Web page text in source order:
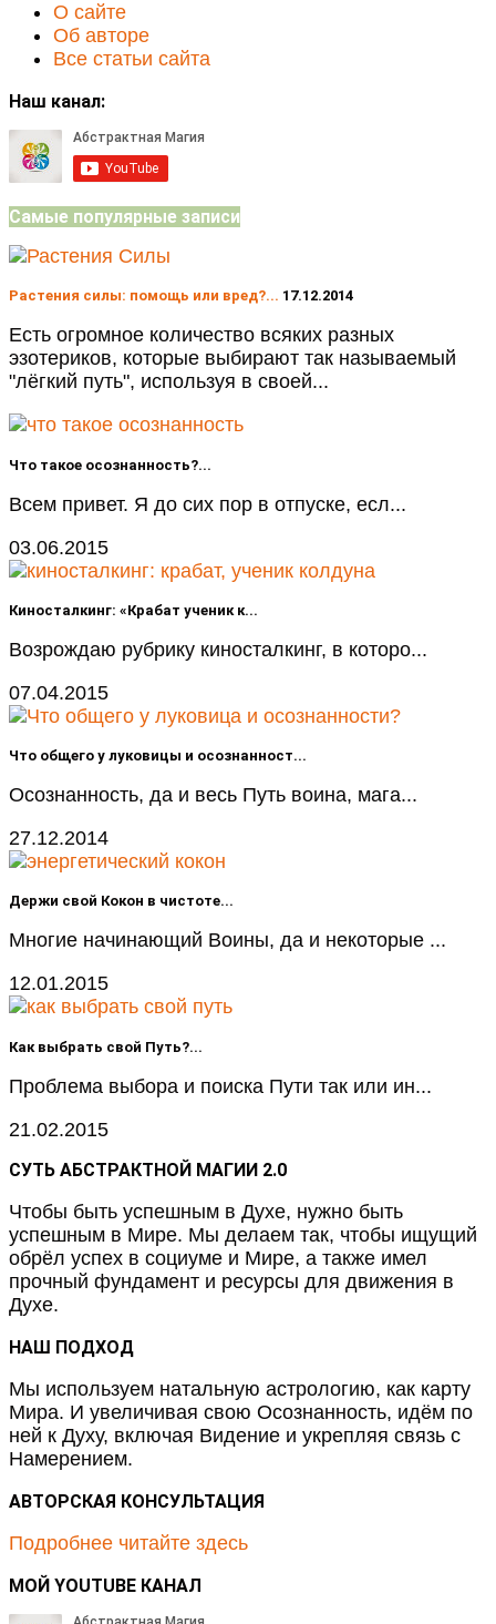
О сайте
Об авторе
Все статьи сайта
Наш канал:
Самые популярные записи
Растения силы: помощь или вред?... 17.12.2014
Есть огромное количество всяких разных
эзотериков, которые выбирают так называемый
"лёгкий путь", используя в своей...
Что такое осознанность?...
Всем привет. Я до сих пор в отпуске, есл...
03.06.2015
Киносталкинг: «Крабат ученик к...
Возрождаю рубрику киносталкинг, в которо...
07.04.2015
Что общего у луковицы и осознанност...
Осознанность, да и весь Путь воина, мага...
27.12.2014
Держи свой Кокон в чистоте...
Многие начинающий Воины, да и некоторые ...
12.01.2015
Как выбрать свой Путь?...
Проблема выбора и поиска Пути так или ин...
21.02.2015
СУТЬ АБСТРАКТНОЙ МАГИИ 2.0
Чтобы быть успешным в Духе, нужно быть
успешным в Мире. Мы делаем так, чтобы ищущий
обрёл успех в социуме и Мире, а также имел
прочный фундамент и ресурсы для движения в
Духе.
НАШ ПОДХОД
Мы используем натальную астрологию, как карту
Мира. И увеличивая свою Осознанность, идём по
ней к Духу, включая Видение и укрепляя связь с
Намерением.
АВТОРСКАЯ КОНСУЛЬТАЦИЯ
Подробнее читайте здесь
МОЙ YOUTUBE КАНАЛ